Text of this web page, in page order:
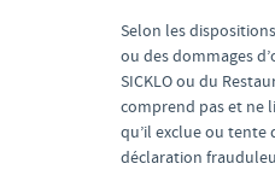
Selon les
ou des dommages
SICKLO ou du
comprend pas et ne
qu’il exclue ou tente
déclaration